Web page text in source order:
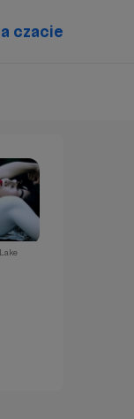
czacie